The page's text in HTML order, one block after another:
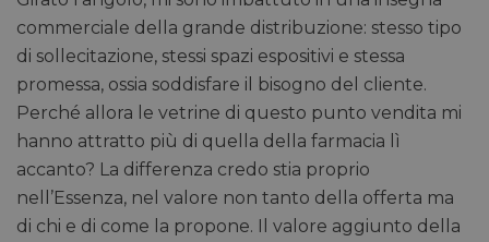
commerciale della grande distribuzione: stesso tipo
di sollecitazione, stessi spazi espositivi e stessa
promessa, ossia soddisfare il bisogno del cliente.
Perché allora le vetrine di questo punto vendita mi
hanno attratto più di quella della farmacia lì
accanto? La differenza credo stia proprio
nell’Essenza, nel valore non tanto della offerta ma
di chi e di come la propone. Il valore aggiunto della